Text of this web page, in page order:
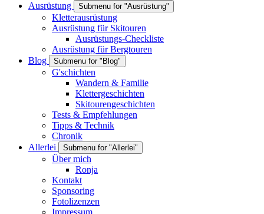
Ausrüstung
Submenu for "Ausrüstung"
Kletterausrüstung
Ausrüstung für Skitouren
Ausrüstungs-Checkliste
Ausrüstung für Bergtouren
Blog
Submenu for "Blog"
G'schichten
Wandern & Familie
Klettergeschichten
Skitourengeschichten
Tests & Empfehlungen
Tipps & Technik
Chronik
Allerlei
Submenu for "Allerlei"
Über mich
Ronja
Kontakt
Sponsoring
Fotolizenzen
Impressum